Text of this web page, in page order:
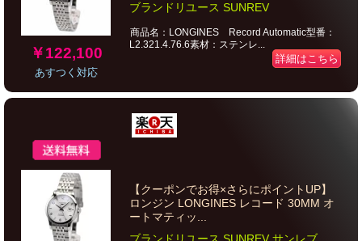
￥122,100
あすつく対応
ブランドリユース SUNREV
商品名：LONGINES Record Automatic型番：
L2.321.4.76.6素材：ステンレ...
詳細はこちら
【クーポンでお得×さらにポイントUP】
ロンジン LONGINES レコード 30MM オ
ートマティッ...